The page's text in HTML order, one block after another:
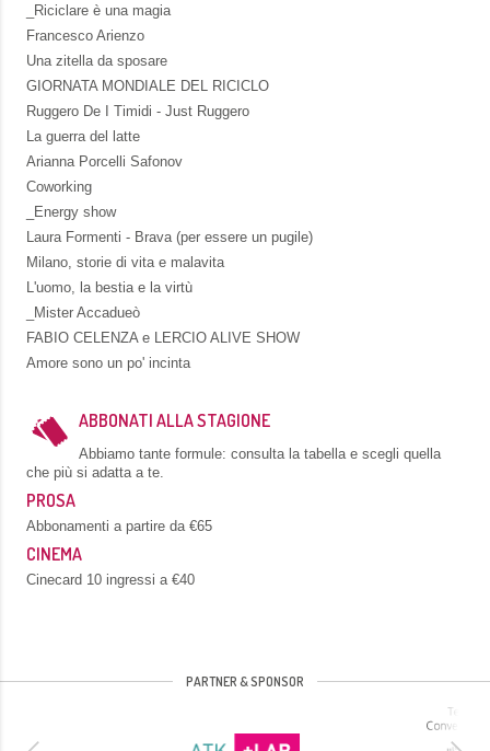
_Riciclare è una magia
Francesco Arienzo
Una zitella da sposare
GIORNATA MONDIALE DEL RICICLO
Ruggero De I Timidi - Just Ruggero
La guerra del latte
Arianna Porcelli Safonov
Coworking
_Energy show
Laura Formenti - Brava (per essere un pugile)
Milano, storie di vita e malavita
L'uomo, la bestia e la virtù
_Mister Accadueò
FABIO CELENZA e LERCIO ALIVE SHOW
Amore sono un po' incinta
ABBONATI ALLA STAGIONE
Abbiamo tante formule: consulta la tabella e scegli quella
che più si adatta a te.
PROSA
Abbonamenti a partire da €65
CINEMA
Cinecard 10 ingressi a €40
PARTNER & SPONSOR